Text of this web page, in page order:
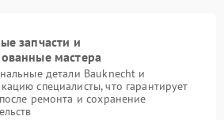
запчасти и
мастера
детали Bauknecht и
специалисты, что гарантирует
ремонта и сохранение